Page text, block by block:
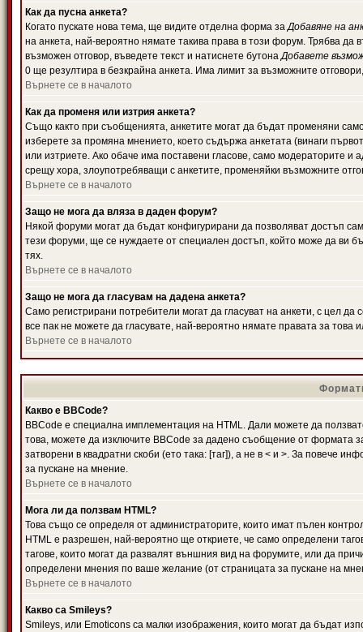
Как да пусна анкета?
Когато пускате нова тема, ще видите отделна форма заДобавяне на
на анкета, най-вероятно нямате такива права в този форум. Трябва да
възможен отговор, въведете текст и натиснете бутонаДобавете
0 ще резултира в безкрайна анкета. Има лимит за възможните
Върнете се в началото
Как да променя или изтрия анкета?
Също както при съобщенията, анкетите могат да бъдат променяни
изберете за промяна мнението, което съдържа анкетата (винаги
или изтриете. Ако обаче има поставени гласове, само модераторите и
срещу хора, злоупотребяващи с анкетите, променяйки възможните
Върнете се в началото
Защо не мога да вляза в даден форум?
Някой форуми могат да бъдат конфигурирани да позволяват достъп
тези форуми, ще се нуждаете от специален достъп, който може да ви
тях.
Върнете се в началото
Защо не мога да гласувам на дадена анкета?
Само регистрирани потребители могат да гласуват на анкети, с цел
все пак не можете да гласувате, най-вероятно нямате правата за това
Върнете се в началото
Какво е BBCode?
BBCode е специална имплементация на HTML. Дали можете да
това, можете да изключите BBCode за дадено съобщение от формата
затворени в квадратни скоби (ето така: [таг]), а не в < и >. За повече
за пускане на мнение.
Върнете се в началото
Мога ли да ползвам HTML?
Това също се определя от администраторите, които имат пълен
HTML е разрешен, най-вероятно ще откриете, че само определени
тагове, които могат да развалят външния вид на форумите, или да
определени мнения по ваше желание (от страницата за пускане на
Върнете се в началото
Какво са Smileys?
Smileys, или Emoticons са малки изображения, които могат да бъдат